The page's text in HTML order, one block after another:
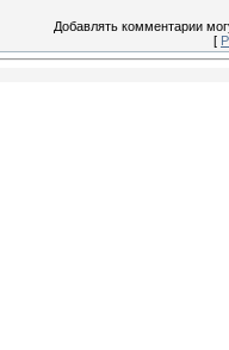
Добавлять комментарии
[